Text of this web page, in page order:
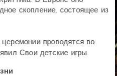
скопление, состоящее из
проводятся во
Свои детские игры.